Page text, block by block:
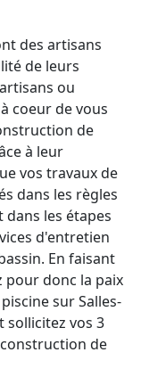
des artisans
de leurs
ou
coeur de vous
de
à leur
vos travaux de
dans les règles
les étapes
d'entretien
En faisant
pour donc la paix
sur Salles-
sollicitez vos 3
de